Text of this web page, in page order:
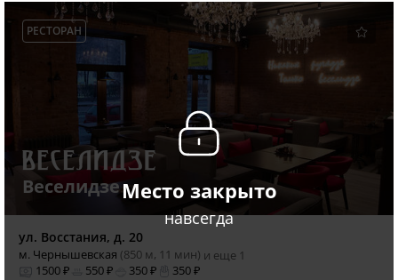
Место закрыто
навсегда
РЕСТОРАН
Веселидзе
ул. Восстания, д. 20
м. Чернышевская (850 м, 11 мин) и еще 1
1500 ₽
550 ₽ 350 ₽ 350 ₽